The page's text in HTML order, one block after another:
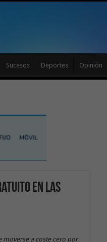
Sucesos Deportes Opinión
en Las
moverse a coste cero por